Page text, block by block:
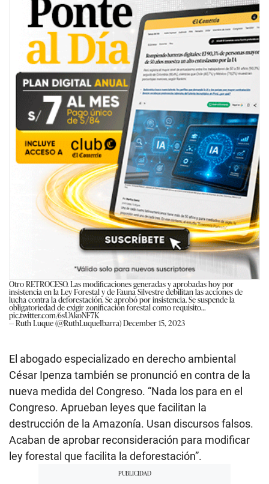
Otro RETROCESO. Las modificaciones generadas y aprobadas hoy por
insistencia en la Ley Forestal y de Fauna Silvestre debilitan las acciones de
lucha contra la deforestación. Se aprobó por insistencia. Se suspende la
obligatoriedad de exigir zonificación forestal como requisito…
pic.twitter.com/6sUAkoNF7K
— Ruth Luque (@RuthLuqueIbarra)December 15, 2023
El abogado especializado en derecho ambiental
César Ipenza también se pronunció en contra de la
nueva medida del Congreso. “Nada los para en el
Congreso. Aprueban leyes que facilitan la
destrucción de la Amazonía. Usan discursos falsos.
Acaban de aprobar reconsideración para modificar
ley forestal que facilita la deforestación”.